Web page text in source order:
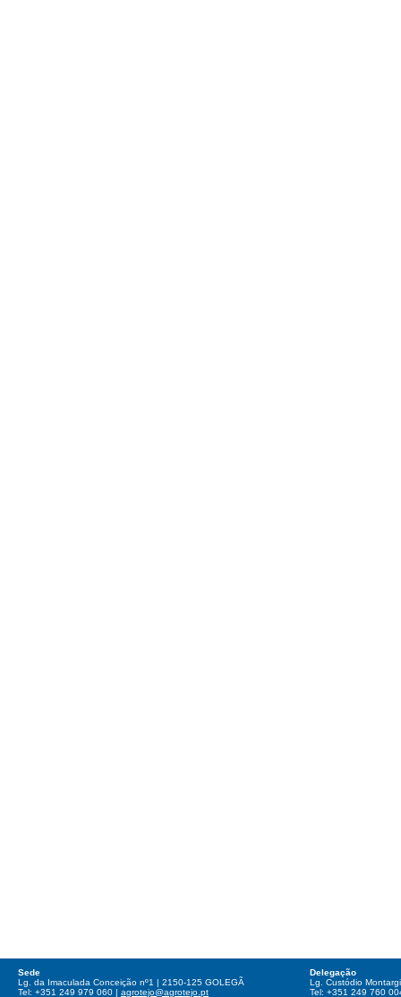
Sede
Lg. da Imaculada Conceição nº1 | 2150-125 GOLEGÃ
Tel: +351 249 979 060 | agrotejo@agrotejo.pt
Delegação
Lg. Custódio
Tel: +351 249 760